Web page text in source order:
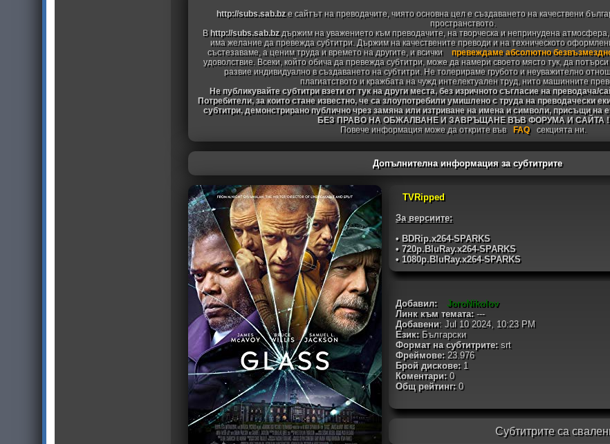
http://subs.sab.bzе сайтът на преводачите, чиято основна цел е създаването на качествени
пространството.
В http://subs.sab.bzдържим на уважението към преводачите, на творческа и непринудена атмосфера,
има желание да превежда субтитри. Държим на качествените преводи и на техническото
състезаваме, а ценим труда и времето на другите, и всички
превеждаме абсолютно
удоволствие. Всеки, който обича да превежда субтитри, може да намери своето място тук, да
развие индивидуално в създаването на субтитри. Не толерираме грубото и неуважително
плагиатството и кражбата на чужд интелектуален труд, нито машинните
Не публикувайте субтитри взети от тук на други места, без изричното съгласие на преводача/
Потребители, за които стане известно, че са злоупотребили умишлено с труда на преводачески
субтитри, демонстрирано публично чрез замяна или изтриване на имена и символи, присъщи
БЕЗ ПРАВО НА ОБЖАЛВАНЕ И ЗАВРЪЩАНЕ ВЪВ ФОРУМА И САЙТА !
Повече информация може да открите във
FAQ секцията ни.
Допълнителна информация за субтитрите
TVRipped
За версиите:
• BDRip.x264-SPARKS
• 720p.BluRay.x264-SPARKS
• 1080p.BluRay.x264-SPARKS
Добавил:
JoroNikolov
Линк към темата:---
Добавени: Jul 10 2024, 10:23 PM
Език:Български
Формат на субтитрите:srt
Фреймове:23.976
Брой дискове:1
Коментари: 0
Общ рейтинг:0
Субтитрите са